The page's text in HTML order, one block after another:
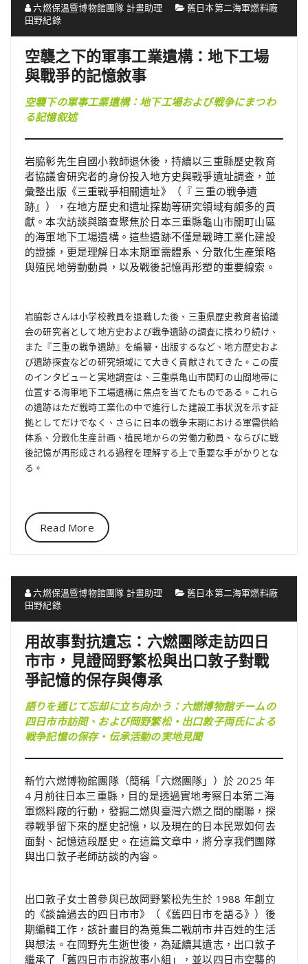
六燃保溫暨博物館團隊 計畫助理
舊日本第二海軍燃料廠
田野紀錄
空襲之下的軍事工業遺構：地下工場
與戰爭的記憶敘事
空襲下の軍事工業遺構：地下工場および戦争にまつわ
る記憶叙述
岩脇彰先生自國小教師退休後，持續以三重縣歷史教育
者協議會研究者的身份投入地方史與戰爭遺址調查，並
彙整出版《三重戰爭相關遺址》（『 三重の戦争遺
跡』），在地方歷史和遺址探勘等研究領域有頗多的貢
獻。本次訪談與踏查聚焦於日本三重縣龜山市關町山區
的海軍地下工場遺構。這些遺跡不僅是戰時工業化建設
的證據，更是理解日本末期軍需體系、分散化生產策略
與殖民地勞動動員，以及戰後記憶再形塑的重要線索。
岩脇彰さんは小学校教員を退職した後、三重県歴史教育者協議
会の研究者として地方史および戦争遺跡の調査に携わり続け、
また『三重の戦争遺跡』を編纂・出版するなど、地方歴史およ
び遺跡探査などの研究領域にて大きく貢献されてきた。この度
のインタビューと実地調査は、三重県亀山市関町の山間地帯に
位置する海軍地下工場遺構に焦点を当てたものである。これら
の遺跡はただ戦時工業化の中で進行した建設工事状況を示す証
拠としてだけでなく、さらに日本の戦争末期における軍需供給
体系、分散化生産計画、植民地からの労働力動員、ならびに戦
後記憶が再形成される過程を理解する上で重要な手がかりとな
る。
Read More
六燃保溫暨博物館團隊 計畫助理
舊日本第二海軍燃料廠
田野紀錄
用故事對抗遺忘：六燃團隊走訪四日
市市，見證岡野繁松與出口敦子對戰
爭記憶的保存與傳承
語りを通じて忘却に立ち向かう：六燃博物館チームの
四日市市訪問、および岡野繁松・出口敦子両氏による
戦争記憶の保存・伝承活動の実地見聞
新竹六燃博物館團隊（簡稱「六燃團隊」）於 2025 年
4 月前往日本三重縣，目的是透過實地考察日本第二海
軍燃料廠的行動，發掘二燃與臺灣六燃之間的關聯，探
尋戰爭留下來的歷史記憶，以及現在的日本民眾如何去
面對、記憶這段歷史。在這篇文章中，將分享我們團隊
與出口敦子老師訪談的內容。
出口敦子女士曾參與已故岡野繁松先生於 1988 年創立
的《談論過去的四日市市》（《舊四日市を語る》）後
期編輯工作，該計畫目的為蒐集二戰前市井百姓的生活
與想法。在岡野先生逝世後，為延續其遺志，出口敦子
繼承了「舊四日市市說故事小組」，並以四日市空襲的